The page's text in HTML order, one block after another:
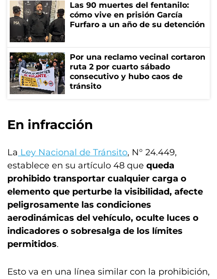
Las 90 muertes del fentanilo:
cómo vive en prisión García
Furfaro a un año de su detención
Por una reclamo vecinal cortaron
ruta 2 por cuarto sábado
consecutivo y hubo caos de
tránsito
En infracción
La Ley Nacional de Tránsito, N° 24.449,
establece en su artículo 48 que queda
prohibido transportar cualquier carga o
elemento que perturbe la visibilidad, afecte
peligrosamente las condiciones
aerodinámicas del vehículo, oculte luces o
indicadores o sobresalga de los límites
permitidos.
Esto va en una línea similar con la prohibición,